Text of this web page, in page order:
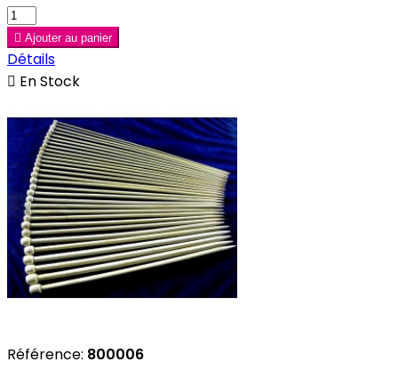
 Ajouter au panier
Détails
 En Stock
Référence: 800006